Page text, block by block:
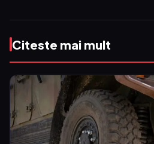
Citeste mai mult